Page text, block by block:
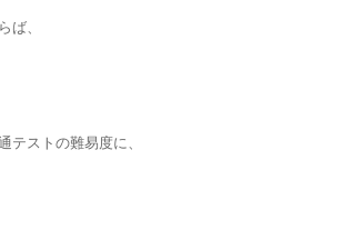
ば、
テストの難易度に、